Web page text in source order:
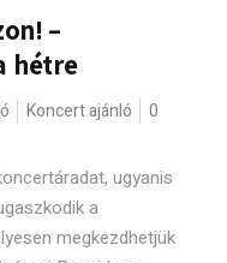
–
hétre
Koncert ajánló
0
ugyanis
a
megkezdhetjük